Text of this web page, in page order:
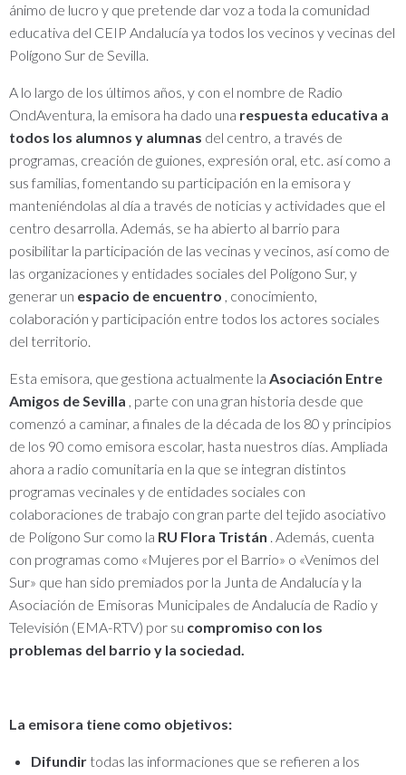
ánimo de lucro y que pretende dar voz a toda la comunidad
educativa del CEIP Andalucía ya todos los vecinos y vecinas del
Polígono Sur de Sevilla.
A lo largo de los últimos años, y con el nombre de Radio
OndAventura, la emisora ​​ha dado una respuesta educativa a
todos los alumnos y alumnas del centro, a través de
programas, creación de guiones, expresión oral, etc. así como a
sus familias, fomentando su participación en la emisora ​​y
manteniéndolas al día a través de noticias y actividades que el
centro desarrolla. Además, se ha abierto al barrio para
posibilitar la participación de las vecinas y vecinos, así como de
las organizaciones y entidades sociales del Polígono Sur, y
generar un espacio de encuentro , conocimiento,
colaboración y participación entre todos los actores sociales
del territorio.
Esta emisora, que gestiona actualmente la Asociación Entre
Amigos de Sevilla , parte con una gran historia desde que
comenzó a caminar, a finales de la década de los 80 y principios
de los 90 como emisora ​​escolar, hasta nuestros días. Ampliada
ahora a radio comunitaria en la que se integran distintos
programas vecinales y de entidades sociales con
colaboraciones de trabajo con gran parte del tejido asociativo
de Polígono Sur como la RU Flora Tristán . Además, cuenta
con programas como «Mujeres por el Barrio» o «Venimos del
Sur» que han sido premiados por la Junta de Andalucía y la
Asociación de Emisoras Municipales de Andalucía de Radio y
Televisión (EMA-RTV) por su compromiso con los
problemas del barrio y la sociedad.
La emisora ​​tiene como objetivos:
Difundir todas las informaciones que se refieren a los